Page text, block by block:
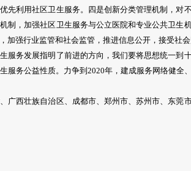
先利用社区卫生服务。四是创新分类管理机制，对
制，加强社区卫生服务与公立医院和专业公共卫生
加强行业监管和社会监管，推进信息公开，接受社会
务发展指明了前进的方向，我们要将思想统一到
服务公益性质。力争到2020年，建成服务网络健全
西壮族自治区、成都市、郑州市、苏州市、东莞